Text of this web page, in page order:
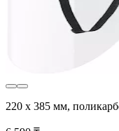
220 х 385 мм,